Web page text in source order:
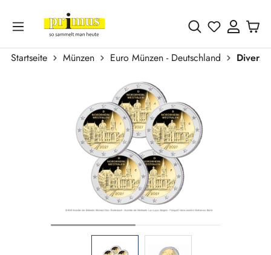
Zum Hauptinhalt springen
Du hast 0
Startseite Münzen Euro Münzen - Deutschland